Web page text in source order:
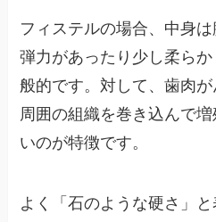
フィステルの場合、中身
弾力があったり少し柔ら
般的です。対して、歯肉が
周囲の組織を巻き込んで
いのが特徴です。
よく「石のような硬さ」